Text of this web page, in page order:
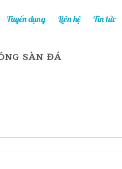
Tuyển dụng Liên hệ Tin tức
SÀN ĐÁ